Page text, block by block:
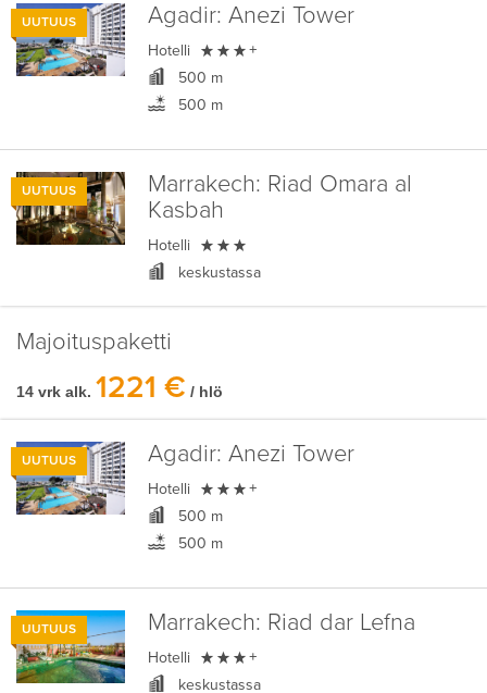
UUTUUS Agadir: Anezi Tower
Hotelli  +
500 m
500 m
UUTUUS Marrakech: Riad Omara al
Kasbah
Hotelli 
keskustassa
Majoituspaketti
14 vrk alk. 1221 € / hlö
UUTUUS Agadir: Anezi Tower
Hotelli  +
500 m
500 m
UUTUUS Marrakech: Riad dar Lefna
Hotelli  +
keskustassa